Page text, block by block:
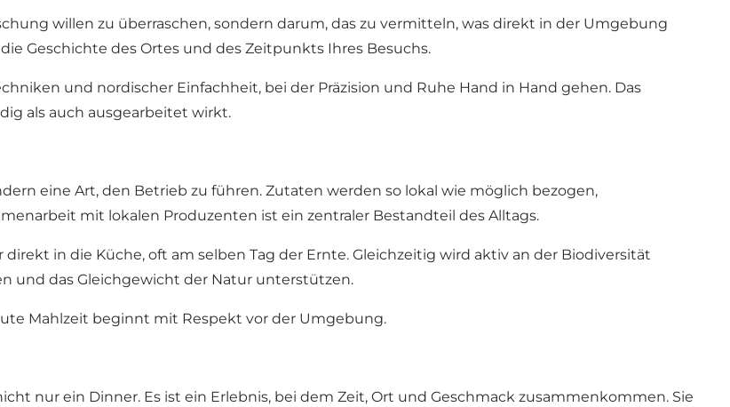
willen zu überraschen, sondern darum, das zu vermitteln, was direkt in der Umgebung
Geschichte des Ortes und des Zeitpunkts Ihres Besuchs.
und nordischer Einfachheit, bei der Präzision und Ruhe Hand in Hand gehen. Das
als auch ausgearbeitet wirkt.
eine Art, den Betrieb zu führen. Zutaten werden so lokal wie möglich bezogen,
mit lokalen Produzenten ist ein zentraler Bestandteil des Alltags.
in die Küche, oft am selben Tag der Ernte. Gleichzeitig wird aktiv an der Biodiversität
und das Gleichgewicht der Natur unterstützen.
Mahlzeit beginnt mit Respekt vor der Umgebung.
nur ein Dinner. Es ist ein Erlebnis, bei dem Zeit, Ort und Geschmack zusammenkommen. Sie